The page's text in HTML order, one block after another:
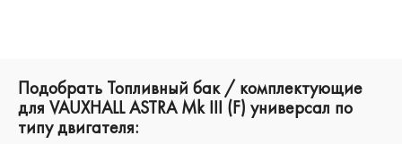
Подобрать Топливный бак / комплектующие
для VAUXHALL ASTRA Mk III (F) универсал по
типу двигателя: